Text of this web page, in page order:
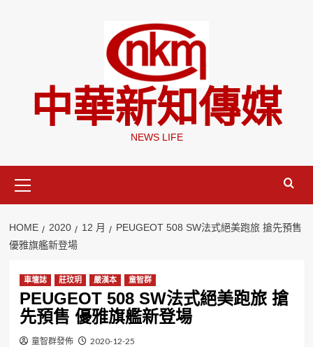
中華新知傳媒
NEWS LIFE
Menu
HOME 2020 12 月
PEUGEOT 508 SW法式絕美跑旅 搶先預售
優雅旗艦新登場
車壇誌 莊玟玥 嚴漢本 童智群
PEUGEOT 508 SW法式絕美跑旅 搶
先預售 優雅旗艦新登場
童智群發佈 2020-12-25